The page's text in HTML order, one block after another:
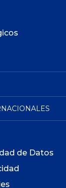
de Datos